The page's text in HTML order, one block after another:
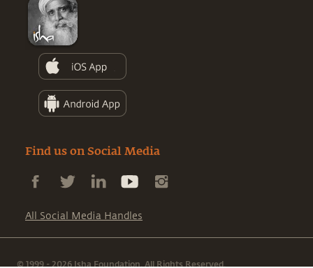
Find us on Social Media
All Social Media Handles
© 1999 - 2026 Isha Foundation. All Rights Reserved.